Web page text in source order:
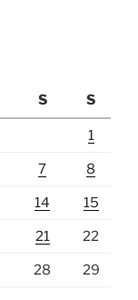
S S
1
7 8
14 15
21 22
28 29